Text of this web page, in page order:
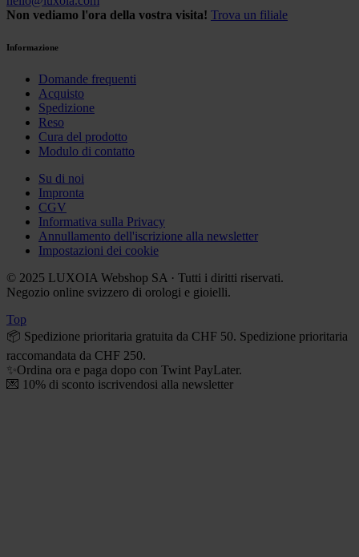
Non vediamo l'ora della vostra visita! Trova un filiale
Informazione
Domande frequenti
Acquisto
Spedizione
Reso
Cura del prodotto
Modulo di contatto
Su di noi
Impronta
CGV
Informativa sulla Privacy
Annullamento dell'iscrizione alla newsletter
Impostazioni dei cookie
© 2025 LUXOIA Webshop SA · Tutti i diritti riservati.
Negozio online svizzero di orologi e gioielli.
Top
📦 Spedizione prioritaria gratuita da CHF 50. Spedizione prioritaria
raccomandata da CHF 250.
✨Ordina ora e paga dopo con Twint PayLater.
💌 10% di sconto iscrivendosi alla newsletter